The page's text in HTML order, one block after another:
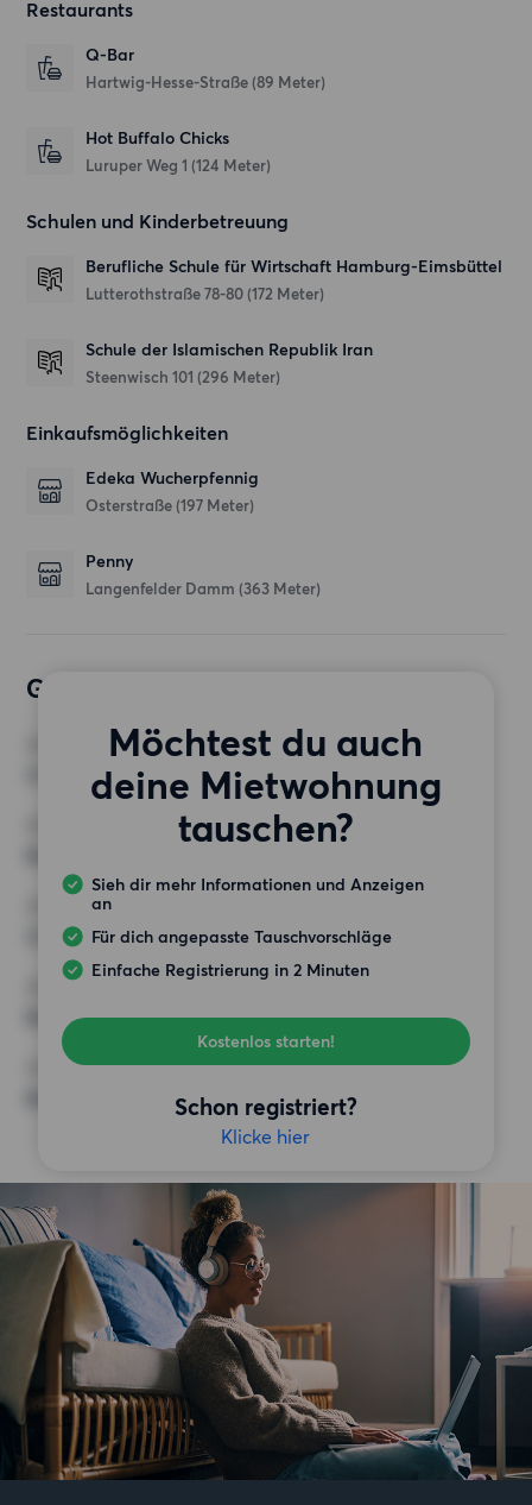
Restaurants
Q-Bar
Hartwig-Hesse-Straße (89 Meter)
Hot Buffalo Chicks
Luruper Weg 1 (124 Meter)
Schulen und Kinderbetreuung
Berufliche Schule für Wirtschaft Hamburg-Eimsbüttel
Lutterothstraße 78-80 (172 Meter)
Schule der Islamischen Republik Iran
Steenwisch 101 (296 Meter)
Einkaufsmöglichkeiten
Edeka Wucherpfennig
Osterstraße (197 Meter)
Penny
Langenfelder Damm (363 Meter)
Gewünschte Wohnung
Möchtest du auch
deine Mietwohnung
tauschen?
Sieh dir mehr Informationen und Anzeigen
an
Für dich angepasste Tauschvorschläge
Einfache Registrierung in 2 Minuten
Kostenlos starten!
Schon registriert?
Klicke hier
3 Zimmer
MINDESTANZAHL AN QUADRATMETERN
HÖCHSTMIETE (KALTMIETE)
3 000 EUR
Keine besonderen Anforderungen
SONSTIGE PRÄFERENZEN
Keine bestimmten Präferenzen